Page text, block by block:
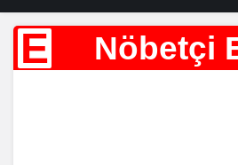
E Nöbetçi